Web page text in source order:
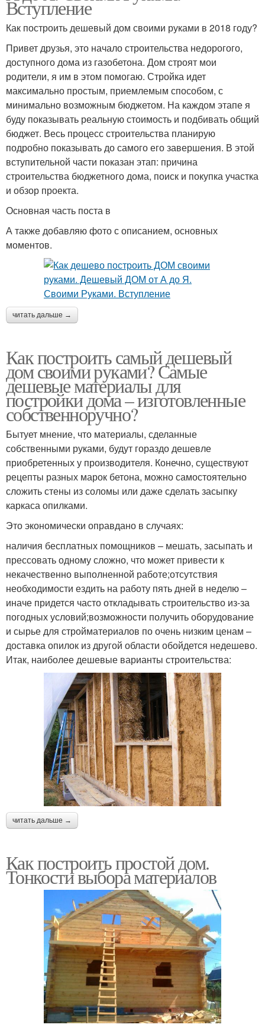
Вступление
Как построить дешевый дом своими руками в 2018 году?
Привет друзья, это начало строительства недорогого,
доступного дома из газобетона. Дом строят мои
родители, я им в этом помогаю. Стройка идет
максимально простым, приемлемым способом, с
минимально возможным бюджетом. На каждом этапе я
буду показывать реальную стоимость и подбивать общий
бюджет. Весь процесс строительства планирую
подробно показывать до самого его завершения. В этой
вступительной части показан этап: причина
строительства бюджетного дома, поиск и покупка участка
и обзор проекта.
Основная часть поста в
А также добавляю фото с описанием, основных
моментов.
читать дальше →
Как построить самый дешевый
дом своими руками? Самые
дешевые материалы для
постройки дома – изготовленные
собственноручно?
Бытует мнение, что материалы, сделанные
собственными руками, будут гораздо дешевле
приобретенных у производителя. Конечно, существуют
рецепты разных марок бетона, можно самостоятельно
сложить стены из соломы или даже сделать засыпку
каркаса опилками.
Это экономически оправдано в случаях:
наличия бесплатных помощников – мешать, засыпать и
прессовать одному сложно, что может привести к
некачественно выполненной работе;отсутствия
необходимости ездить на работу пять дней в неделю –
иначе придется часто откладывать строительство из-за
погодных условий;возможности получить оборудование
и сырье для стройматериалов по очень низким ценам –
доставка опилок из другой области обойдется недешево.
Итак, наиболее дешевые варианты строительства:
читать дальше →
Как построить простой дом.
Тонкости выбора материалов